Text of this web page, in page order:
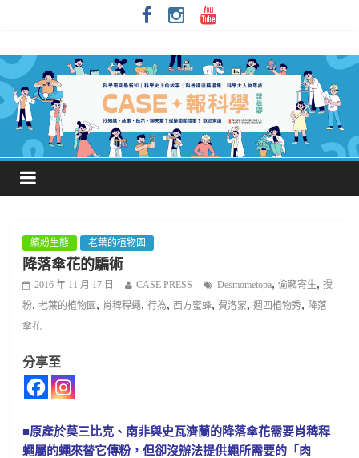
繽紛生態 老葉的植物園
降落傘花的騙術
2016 年 11 月 17 日 CASE PRESS Desmometopa,偷竊寄生,授
粉,老葉的植物園 , 肖稗稈蠅,行為,西方蜜蜂, 費洛蒙,週四植物秀, 降落
傘花
分享至
■原產於莫三比克、南非與史瓦濟蘭的降落傘花需要肖稗稈
蠅屬的蠅來替它傳粉，但卻沒辦法提供蠅所需要的「肉